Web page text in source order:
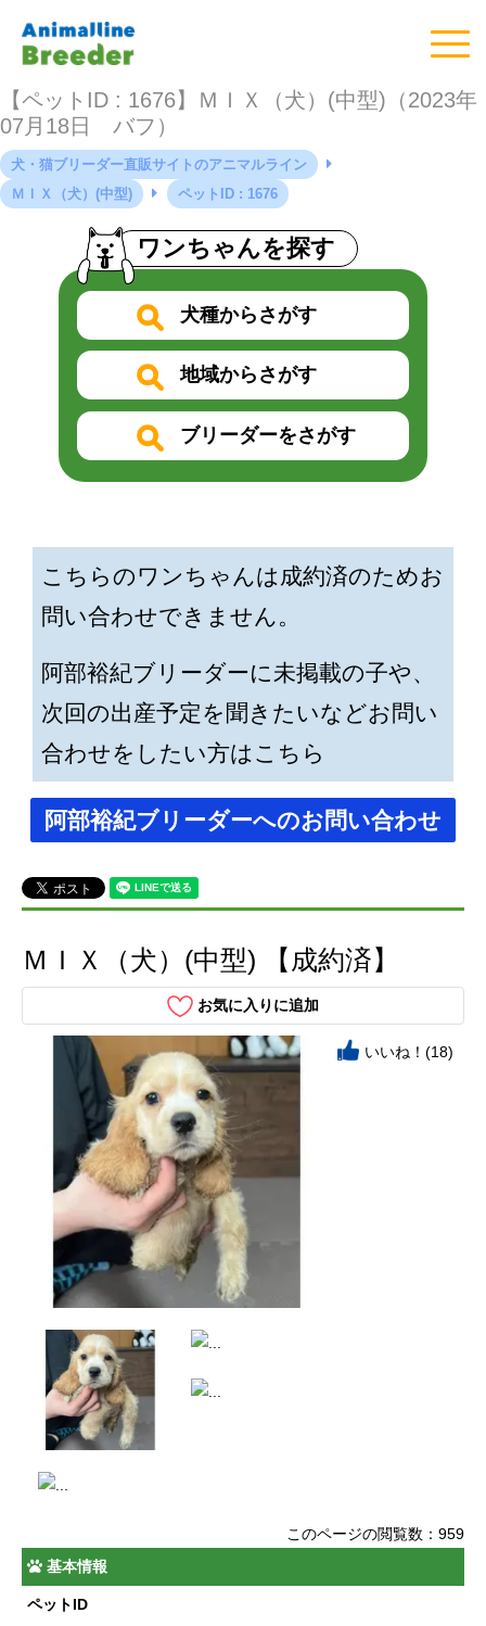
【ペットID : 1676】ＭＩＸ（犬）(中型)（2023年
07月18日 バフ）
犬・猫ブリーダー直販サイトのアニマルライン
ＭＩＸ（犬）(中型)
ペットID : 1676
ワンちゃんを探す
犬種からさがす
地域からさがす
ブリーダーをさがす
こちらのワンちゃんは成約済のためお
問い合わせできません。
阿部裕紀ブリーダーに未掲載の子や、
次回の出産予定を聞きたいなどお問い
合わせをしたい方はこちら
阿部裕紀ブリーダーへのお問い合わせ
ＭＩＸ（犬）(中型) 【成約済】
お気に入りに追加
いいね！(18)
このページの閲覧数：959
基本情報
ペットID